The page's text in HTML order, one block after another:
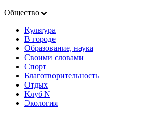
Общество
Культура
В городе
Образование, наука
Своими словами
Спорт
Благотворительность
Отдых
Клуб N
Экология